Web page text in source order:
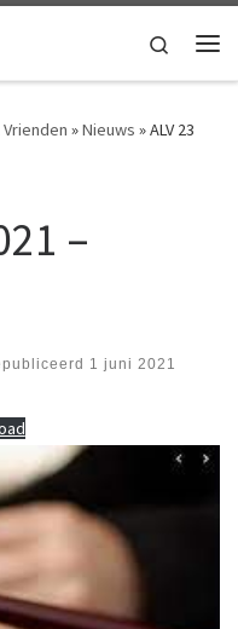
Search
»Nieuws »ALV 23
–
1 juni 2021